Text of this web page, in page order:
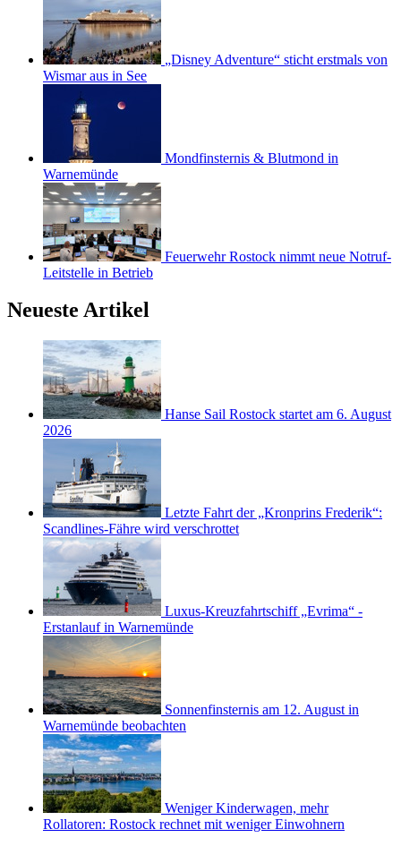
„Disney Adventure“ sticht erstmals von
Wismar aus in See
Mondfinsternis & Blutmond in
Warnemünde
Feuerwehr Rostock nimmt neue Notruf-
Leitstelle in Betrieb
Neueste Artikel
Hanse Sail Rostock startet am 6. August
2026
Letzte Fahrt der „Kronprins Frederik“:
Scandlines-Fähre wird verschrottet
Luxus-Kreuzfahrtschiff „Evrima“ -
Erstanlauf in Warnemünde
Sonnenfinsternis am 12. August in
Warnemünde beobachten
Weniger Kinderwagen, mehr
Rollatoren: Rostock rechnet mit weniger Einwohnern